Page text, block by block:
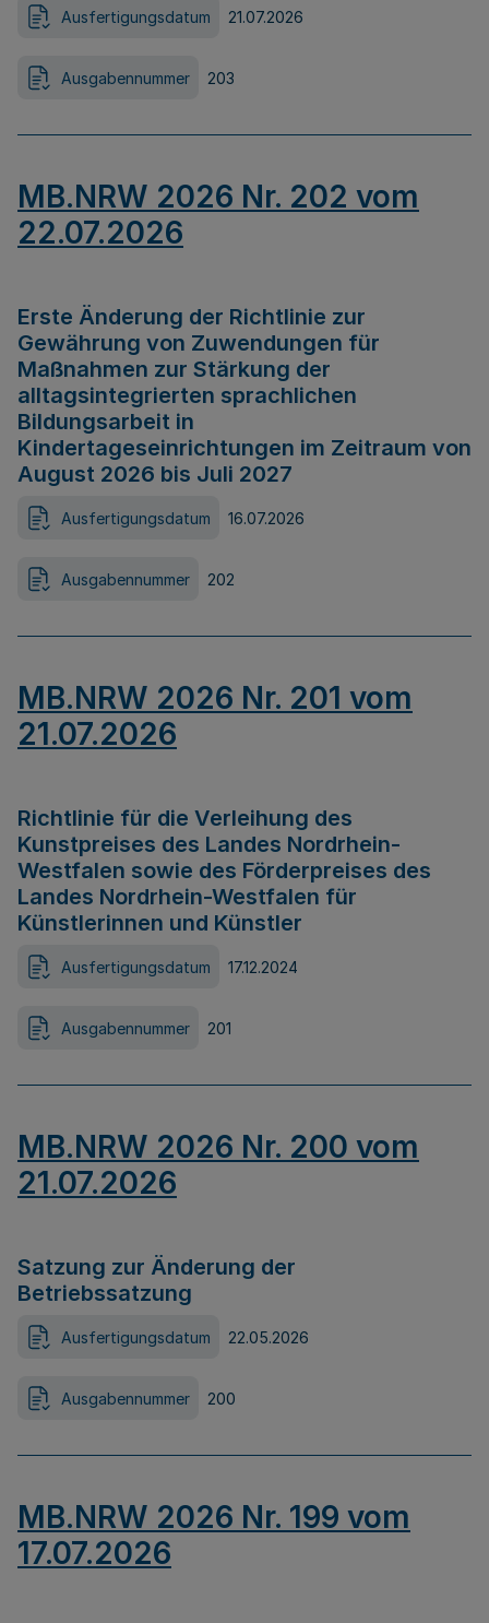
Ausfertigungsdatum 21.07.2026
Ausgabennummer 203
MB.NRW 2026 Nr. 202 vom
22.07.2026
Erste Änderung der Richtlinie zur
Gewährung von Zuwendungen für
Maßnahmen zur Stärkung der
alltagsintegrierten sprachlichen
Bildungsarbeit in
Kindertageseinrichtungen im Zeitraum von
August 2026 bis Juli 2027
Ausfertigungsdatum 16.07.2026
Ausgabennummer 202
MB.NRW 2026 Nr. 201 vom
21.07.2026
Richtlinie für die Verleihung des
Kunstpreises des Landes Nordrhein-
Westfalen sowie des Förderpreises des
Landes Nordrhein-Westfalen für
Künstlerinnen und Künstler
Ausfertigungsdatum 17.12.2024
Ausgabennummer 201
MB.NRW 2026 Nr. 200 vom
21.07.2026
Satzung zur Änderung der
Betriebssatzung
Ausfertigungsdatum 22.05.2026
Ausgabennummer 200
MB.NRW 2026 Nr. 199 vom
17.07.2026